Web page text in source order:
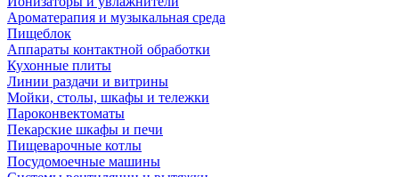
Ароматерапия и музыкальная среда
Пищеблок
Аппараты контактной обработки
Кухонные плиты
Линии раздачи и витрины
Мойки, столы, шкафы и тележки
Пароконвектоматы
Пекарские шкафы и печи
Пищеварочные котлы
Посудомоечные машины